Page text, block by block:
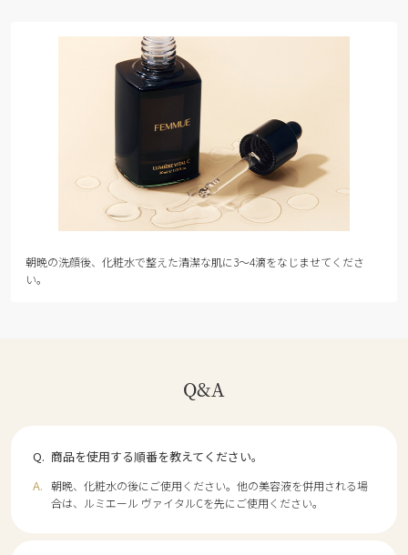
朝晩の洗顔後、化粧水で整えた清潔な肌に3～4滴をなじませてくださ
い。
Q&A
商品を使用する順番を教えてください。
朝晩、化粧水の後にご使用ください。他の美容液を併用される場
合は、ルミエール ヴァイタルCを先にご使用ください。